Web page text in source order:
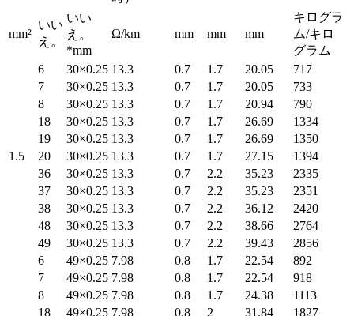
mm²
いい
え。
いい
え。
*mm
Ω/km mm mm mm
キログラ
ム/キロ
グラム
1.5
6 30×0.25 13.3 0.7 1.7 20.05
717
7
30×0.25 13.3 0.7 1.7 20.05
733
8
30×0.25 13.3 0.7 1.7 20.94
790
18
30×0.25 13.3 0.7 1.7 26.69
1334
19
30×0.25 13.3 0.7 1.7 26.69
1350
20
30×0.25 13.3 0.7 1.7 27.15
1394
36
30×0.25 13.3 0.7 2.2 35.23
2335
37
30×0.25 13.3 0.7 2.2 35.23
2351
38
30×0.25 13.3 0.7 2.2 36.12
2420
48
30×0.25 13.3 0.7 2.2 38.66
2764
49
30×0.25 13.3 0.7 2.2 39.43 2856
6 49×0.25 7.98 0.8 1.7 22.54
892
7
49×0.25 7.98 0.8 1.7 22.54
918
8
49×0.25 7.98 0.8 1.7 24.38
1113
18
49×0.25 7.98 0.8 2 31.84
1827